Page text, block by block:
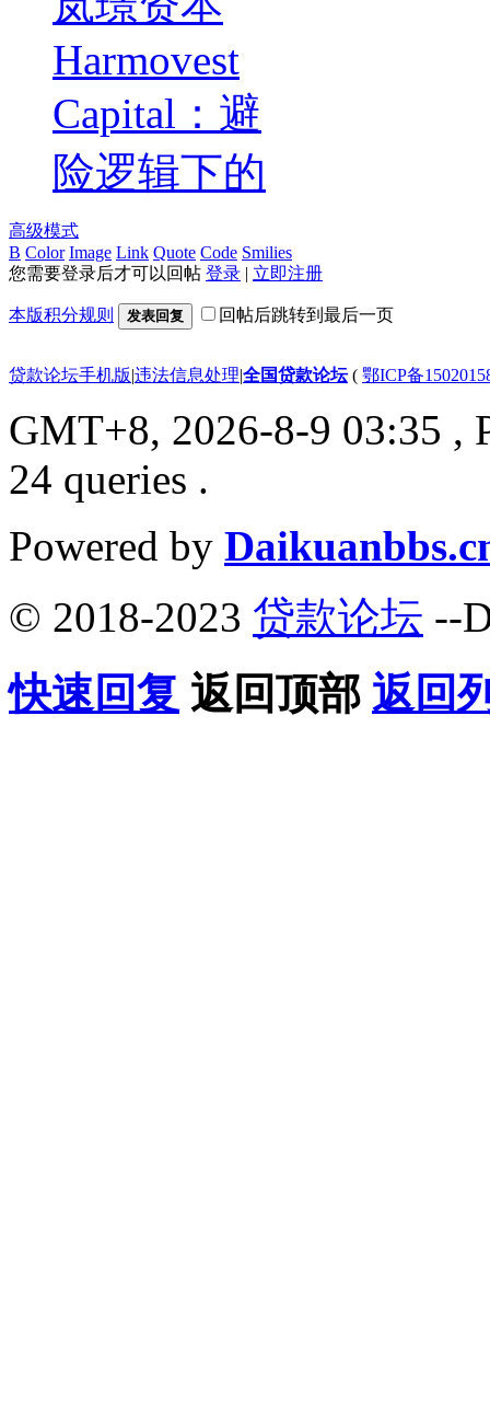
Harmovest
Capital：避
险逻辑下的
高级模式
B Color Image Link Quote Code Smilies
您需要登录后才可以回帖 登录 | 立即注册
本版积分规则 发表回复 回帖后跳转到最后一页
贷款论坛手机版|违法信息处理|全国贷款论坛( 鄂ICP备
GMT+8, 2026-8-9 03:35 ,
24 queries .
Powered by
© 2018-2023 贷款论坛 --
快速回复 返回顶部 返回